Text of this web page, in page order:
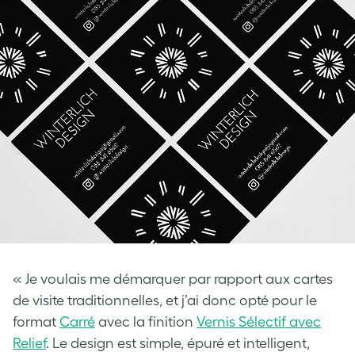
« Je voulais me démarquer par rapport aux cartes
de visite traditionnelles, et j’ai donc opté pour le
format Carré avec la finition Vernis Sélectif avec
Relief. Le design est simple, épuré et intelligent,